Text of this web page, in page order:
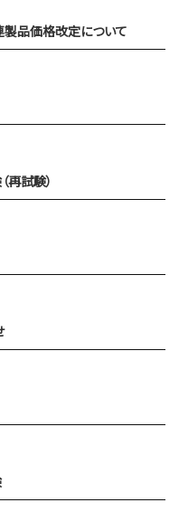
製品価格改定について
試験）